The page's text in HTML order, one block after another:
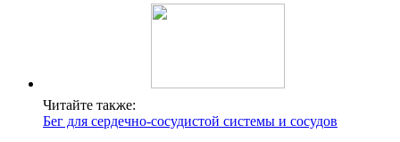
Читайте также:
Бег для сердечно-сосудистой системы и сосудов